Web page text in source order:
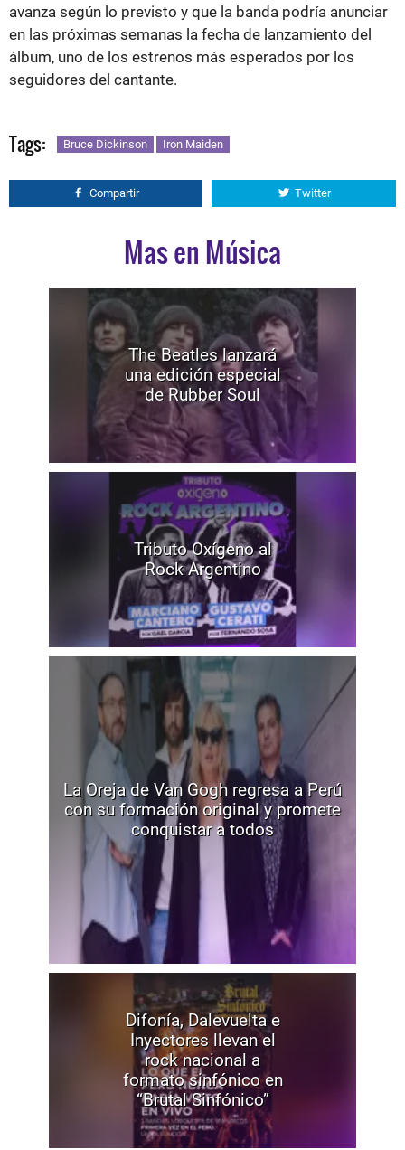
avanza según lo previsto y que la banda podría anunciar
en las próximas semanas la fecha de lanzamiento del
álbum, uno de los estrenos más esperados por los
seguidores del cantante.
Tags: Bruce Dickinson Iron Maiden
Compartir Twitter
Mas en Música
The Beatles lanzará
una edición especial
de Rubber Soul
Tributo Oxígeno al
Rock Argentino
La Oreja de Van Gogh regresa a Perú
con su formación original y promete
conquistar a todos
Difonía, Dalevuelta e
Inyectores llevan el
rock nacional a
formato sinfónico en
“Brutal Sinfónico”